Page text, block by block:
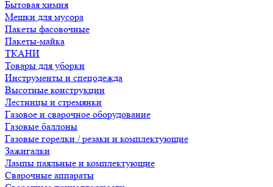
Бытовая химия
Мешки для мусора
Пакеты фасовочные
Пакеты-майка
ТКАНИ
Товары для уборки
Инструменты и спецодежда
Высотные конструкции
Лестницы и стремянки
Газовое и сварочное оборудование
Газовые баллоны
Газовые горелки / резаки и комплектующие
Зажигалки
Лампы паяльные и комплектующие
Сварочные аппараты